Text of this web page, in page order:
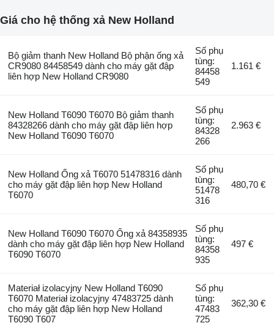
Giá cho hệ thống xả New Holland
Bộ giảm thanh New Holland Bộ phận ống xả
CR9080 84458549 dành cho máy gặt đập
liên hợp New Holland CR9080
Số phụ
tùng:
84458
549
1.161 €
New Holland T6090 T6070 Bộ giảm thanh
84328266 dành cho máy gặt đập liên hợp
New Holland T6090 T6070
Số phụ
tùng:
84328
266
2.963 €
New Holland Ống xả T6070 51478316 dành
cho máy gặt đập liên hợp New Holland
T6070
Số phụ
tùng:
51478
316
480,70 €
New Holland T6090 T6070 Ống xả 84358935
dành cho máy gặt đập liên hợp New Holland
T6090 T6070
Số phụ
tùng:
84358
935
497 €
Materiał izolacyjny New Holland T6090
T6070 Materiał izolacyjny 47483725 dành
cho máy gặt đập liên hợp New Holland
T6090 T607
Số phụ
tùng:
47483
725
362,30 €